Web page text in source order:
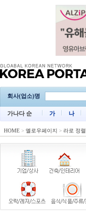
회사(업소)명
가나다 순 가 나
HOME > 옐로우페이지 > 라로 정렬